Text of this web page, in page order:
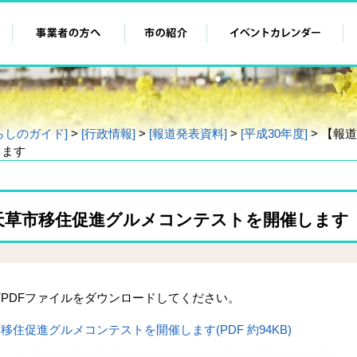
しのガイド] >[行政情報]>[報道発表資料]>[平成30年度]> 【報
す
草市移住促進グルメコンテストを開催します
ファイルをダウンロードしてください。
住促進グルメコンテストを開催します(PDF 約94KB)